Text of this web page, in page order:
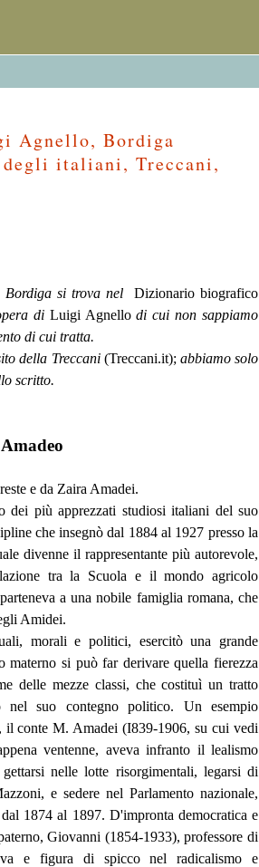
Agnello, Bordiga
italiani, Treccani,
Bordiga si trova nel
Dizionario biografico
di Luigi Agnellodi cui non sappiamo
di cui tratta.
della Treccani (Treccani.it); abbiamo solo
scritto.
e da Zaira Amadei.
dei più apprezzati studiosi italiani del suo
che insegnò dal 1884 al 1927 presso la
divenne il rappresentante più autorevole,
tra la Scuola e il mondo agricolo
a una nobile famiglia romana, che
Amidei.
morali e politici, esercitò una grande
si può far derivare quella fierezza
delle mezze classi, che costituì un tratto
nel suo contegno politico. Un esempio
il conte M. Amadei (I839-1906, su cui vedi
ventenne, aveva infranto il lealismo
nelle lotte risorgimentali, legarsi di
e sedere nel Parlamento nazionale,
1874 al 1897. D'impronta democratica e
Giovanni (1854-1933), professore di
e figura di spicco nel radicalismo e